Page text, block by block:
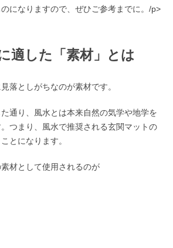
になりますので、ぜひご参考までに。/p>
適した「素材」とは
落としがちなのが素材です。
通り、風水とは本来自然の気学や地学を
つまり、風水で推奨される玄関マットの
とになります。
材として使用されるのが